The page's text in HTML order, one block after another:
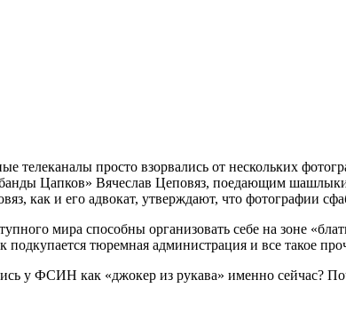
телеканалы просто взорвались от нескольких
Цапков» Вячеслав Цеповяз, поедающим
как и его адвокат, утверждают, что фотографии
мира способны организовать себе на зоне
подкупается тюремная администрация и все такое
у ФСИН как «джокер из рукава» именно